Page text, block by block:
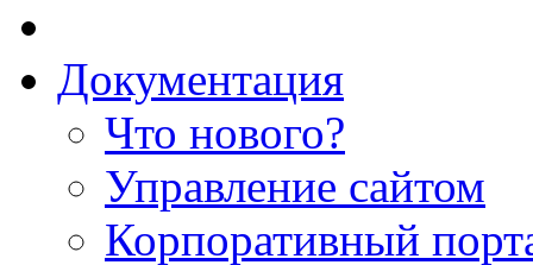
Документация
Что нового?
Управление сайтом
Корпоративный